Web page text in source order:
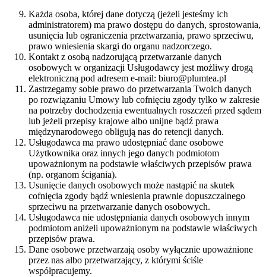
Każda osoba, której dane dotyczą (jeżeli jesteśmy ich
administratorem) ma prawo dostępu do danych, sprostowania,
usunięcia lub ograniczenia przetwarzania, prawo sprzeciwu,
prawo wniesienia skargi do organu nadzorczego.
Kontakt z osobą nadzorującą przetwarzanie danych
osobowych w organizacji Usługodawcy jest możliwy drogą
elektroniczną pod adresem e-mail: biuro@plumtea.pl
Zastrzegamy sobie prawo do przetwarzania Twoich danych
po rozwiązaniu Umowy lub cofnięciu zgody tylko w zakresie
na potrzeby dochodzenia ewentualnych roszczeń przed sądem
lub jeżeli przepisy krajowe albo unijne bądź prawa
międzynarodowego obligują nas do retencji danych.
Usługodawca ma prawo udostępniać dane osobowe
Użytkownika oraz innych jego danych podmiotom
upoważnionym na podstawie właściwych przepisów prawa
(np. organom ścigania).
Usunięcie danych osobowych może nastąpić na skutek
cofnięcia zgody bądź wniesienia prawnie dopuszczalnego
sprzeciwu na przetwarzanie danych osobowych.
Usługodawca nie udostępniania danych osobowych innym
podmiotom aniżeli upoważnionym na podstawie właściwych
przepisów prawa.
Dane osobowe przetwarzają osoby wyłącznie upoważnione
przez nas albo przetwarzający, z którymi ściśle
współpracujemy.